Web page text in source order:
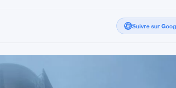
Suivre sur